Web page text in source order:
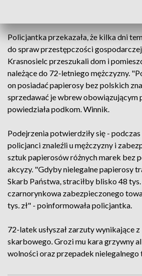
Policjantka przekazała, że kilka dni
do spraw przestępczości
Krasnosielc przeszukali dom i
należące do 72-letniego mężczyzny.
on posiadać papierosy bez polskich
sprzedawać je wbrew obowiązującym
powiedziała podkom. Winnik.
Podejrzenia potwierdziły się -
policjanci znaleźli u mężczyzny i
sztuk papierosów różnych marek bez
akcyzy. "Gdyby nielegalne papierosy
Skarb Państwa, straciłby blisko 48 tys.
czarnorynkowa zabezpieczonego
tys. zł" - poinformowała policjantka.
72-latek usłyszał zarzuty wynikające
skarbowego. Grozi mu kara grzywny
wolności oraz przepadek nielegalnego